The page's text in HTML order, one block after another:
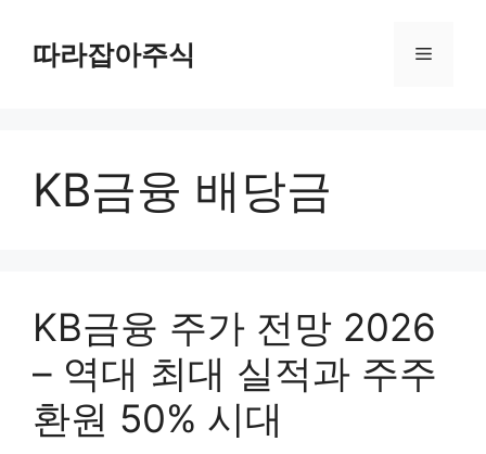
따라잡아주식 메
KB금융 배당금
KB금융 주가 전망 2026
– 역대 최대 실적과 주주
환원 50% 시대